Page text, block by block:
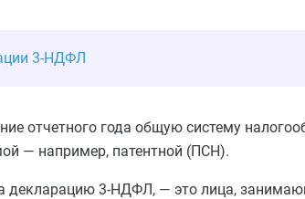
3-НДФЛ
отчетного года общую систему
— например, патентной (ПСН).
декларацию 3-НДФЛ, — это лица,